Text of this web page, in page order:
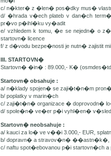
c/ n�kter� z �len� pos�dky mus�
d/ �hrada v�ech plateb v dan�ch
pr�vo p�ihl�ku vy�adit
e/ vzhledem k tomu, �e se nejedn� o
startovn� licence
f/ z d�vodu bezpe�nosti je nutn� zajistit
III. STARTOVN�
Startovn� �in� : 89.000,- K�
Startovn� obsahuje :
a/ n�klady spojen� se zaji�t�n�m
b/ poplatky v marin�ch
c/ zaji�t�n� organizace � doprovodn�
d/ spole�n� ve�er p�i vyhl�en�
Startovn� neobsahuje :
a/ kauci za lo� ve v��i 3.000,- EUR,
b/ dopravn� a stravov�n� ��astn�k�,
c/ naftu spot�ebovanou p�i startovn�ch